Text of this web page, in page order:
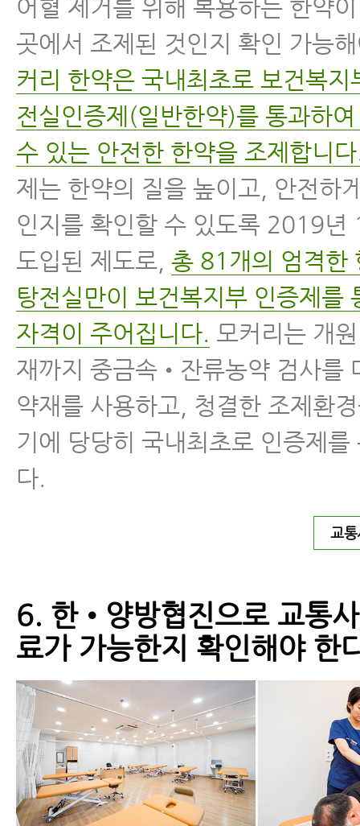
어혈 제거를 위해 복용하는 한약
곳에서 조제된 것인지 확인 가능
커리 한약은 국내최초로 보건복지
전실인증제(일반한약)를 통과하
수 있는 안전한 한약을 조제합니
제는 한약의 질을 높이고, 안전하
인지를 확인할 수 있도록 2019년
도입된 제도로, 총 81개의 엄격한
탕전실만이 보건복지부 인증제를
자격이 주어집니다. 모커리는 개
재까지 중금속•잔류농약 검사를
약재를 사용하고, 청결한 조제환
기에 당당히 국내최초로 인증제를
다.
교
6. 한•양방협진으로 교통
료가 가능한지 확인해야 한